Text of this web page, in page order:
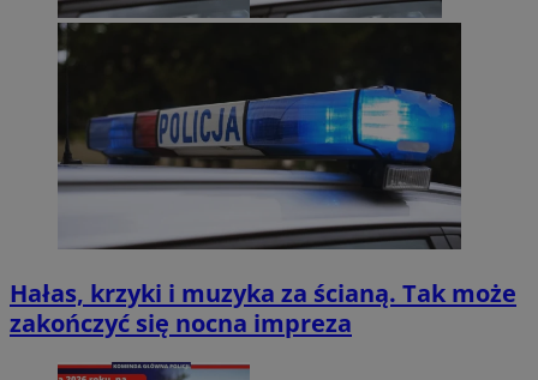
Hałas, krzyki i muzyka za ścianą. Tak może
zakończyć się nocna impreza